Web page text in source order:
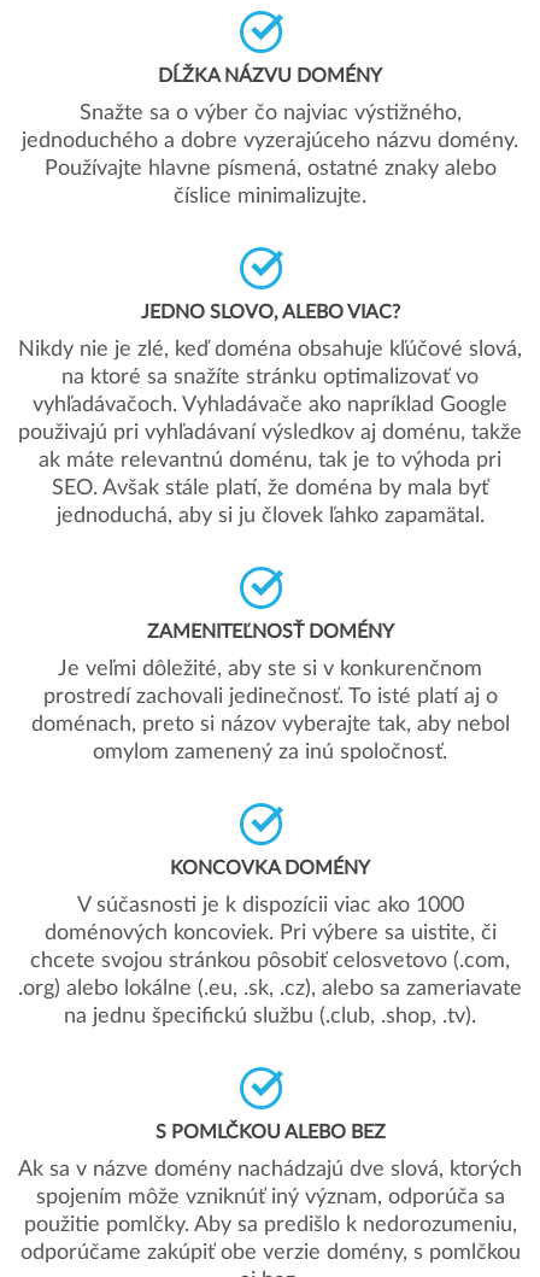
DĹŽKA NÁZVU DOMÉNY
Snažte sa o výber čo najviac výstižného,
jednoduchého a dobre vyzerajúceho názvu domény.
Používajte hlavne písmená, ostatné znaky alebo
číslice minimalizujte.
JEDNO SLOVO, ALEBO VIAC?
Nikdy nie je zlé, keď doména obsahuje kľúčové slová,
na ktoré sa snažíte stránku optimalizovať vo
vyhľadávačoch. Vyhladávače ako napríklad Google
použivajú pri vyhľadávaní výsledkov aj doménu, takže
ak máte relevantnú doménu, tak je to výhoda pri
SEO. Avšak stále platí, že doména by mala byť
jednoduchá, aby si ju človek ľahko zapamätal.
ZAMENITEĽNOSŤ DOMÉNY
Je veľmi dôležité, aby ste si v konkurenčnom
prostredí zachovali jedinečnosť. To isté platí aj o
doménach, preto si názov vyberajte tak, aby nebol
omylom zamenený za inú spoločnosť.
KONCOVKA DOMÉNY
V súčasnosti je k dispozícii viac ako 1000
doménových koncoviek. Pri výbere sa uistite, či
chcete svojou stránkou pôsobiť celosvetovo (.com,
.org) alebo lokálne (.eu, .sk, .cz), alebo sa zameriavate
na jednu špecifickú službu (.club, .shop, .tv).
S POMLČKOU ALEBO BEZ
Ak sa v názve domény nachádzajú dve slová, ktorých
spojením môže vzniknúť iný význam, odporúča sa
použitie pomlčky. Aby sa predišlo k nedorozumeniu,
odporúčame zakúpiť obe verzie domény, s pomlčkou